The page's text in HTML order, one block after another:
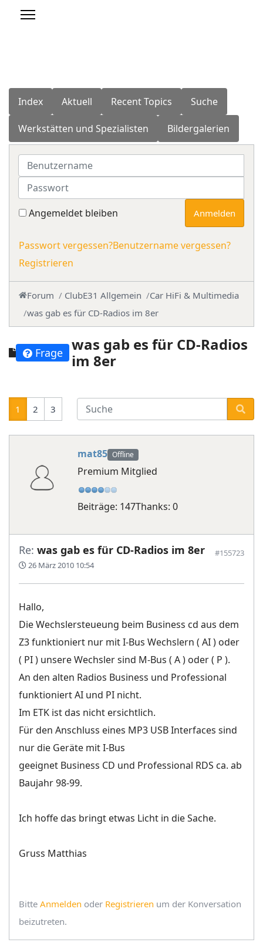
Index Aktuell Recent Topics Suche
Werkstätten und Spezialisten Bildergalerien
Benutzername
Passwort
Angemeldet bleiben Anmelden
Passwort vergessen?Benutzername vergessen?
Registrieren
Forum ClubE31 Allgemein
Car HiFi & Multimedia
was gab es für CD-Radios im 8er
Frage
was gab es für CD-Radios
im 8er
1 2 3
mat85 Offline
Premium Mitglied
Beiträge: 147Thanks: 0
Re: was gab es für CD-Radios im 8er
26 März 2010 10:54
#155723
Hallo,
Die Wechslersteueung beim Business cd aus dem
Z3 funktioniert nur mit I-Bus Wechslern ( AI ) oder
( PI ) unsere Wechsler sind M-Bus ( A ) oder ( P ).
An den alten Radios Business und Professional
funktioniert AI und PI nicht.
Im ETK ist das nicht ersichtlich.
Für den Anschluss eines MP3 USB Interfaces sind
nur die Geräte mit I-Bus
geeignet Business CD und Professional RDS ca. ab
Baujahr 98-99.
Ich hoffe das bringt etwas Licht in die Sache.
Gruss Matthias
Bitte Anmelden oder Registrieren um der Konversation
beizutreten.